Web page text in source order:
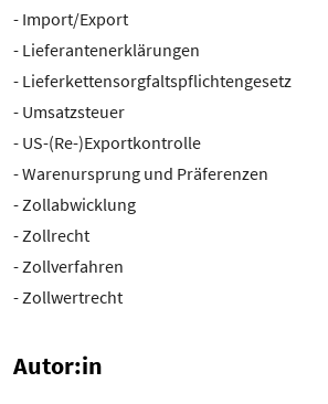
- Import/Export
- Lieferantenerklärungen
- Lieferkettensorgfaltspflichtengesetz
- Umsatzsteuer
- US-(Re-)Exportkontrolle
- Warenursprung und Präferenzen
- Zollabwicklung
- Zollrecht
- Zollverfahren
- Zollwertrecht
Autor:in